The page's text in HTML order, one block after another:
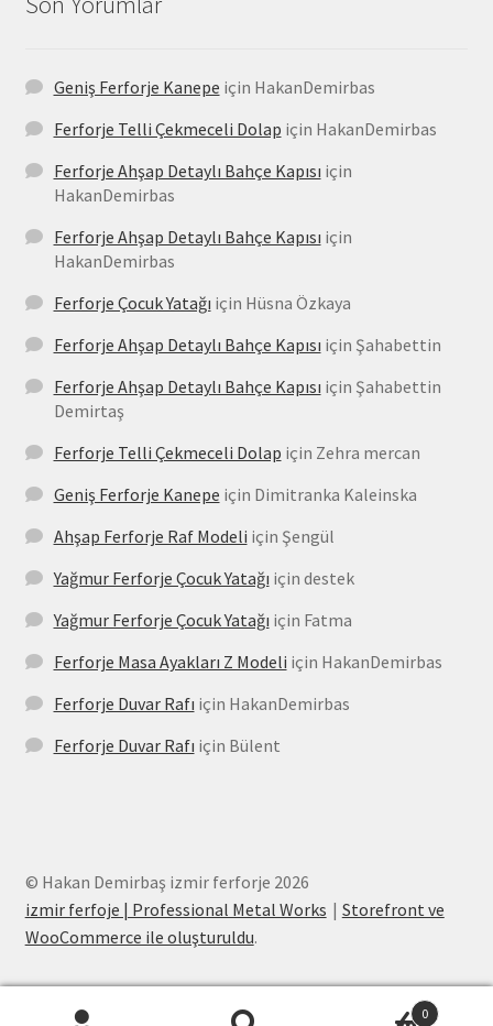
Geniş Ferforje Kanepe için HakanDemirbas
Ferforje Telli Çekmeceli Dolap için HakanDemirbas
Ferforje Ahşap Detaylı Bahçe Kapısı için
HakanDemirbas
Ferforje Ahşap Detaylı Bahçe Kapısı için
HakanDemirbas
Ferforje Çocuk Yatağı için Hüsna Özkaya
Ferforje Ahşap Detaylı Bahçe Kapısı için Şahabettin
Ferforje Ahşap Detaylı Bahçe Kapısı için Şahabettin
Demirtaş
Ferforje Telli Çekmeceli Dolap için Zehra mercan
Geniş Ferforje Kanepe için Dimitranka Kaleinska
Ahşap Ferforje Raf Modeli için Şengül
Yağmur Ferforje Çocuk Yatağı için destek
Yağmur Ferforje Çocuk Yatağı için Fatma
Ferforje Masa Ayakları Z Modeli için HakanDemirbas
Ferforje Duvar Rafı için HakanDemirbas
Ferforje Duvar Rafı için Bülent
© Hakan Demirbaş izmir ferforje 2026
izmir ferfoje | Professional Metal Works
Storefront ve
WooCommerce ile oluşturuldu.
0